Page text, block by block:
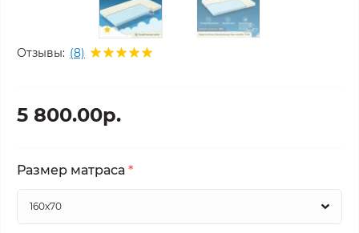
Отзывы: (8)
5 800.00р.
Размер матраса *